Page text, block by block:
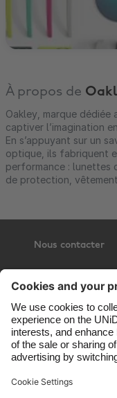
À propos de
Oakley, marque
captiver l’imagination
En s’appuyant sur un
optique, ils fabriquent
performance : lunettes
de protection,
Nous contacter